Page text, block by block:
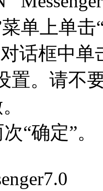
单上单
话框中单
置。请不
“确定”